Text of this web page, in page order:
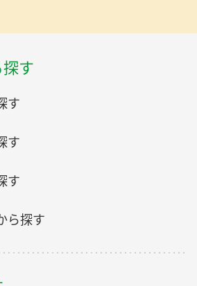
す
す
す
す
ら探す